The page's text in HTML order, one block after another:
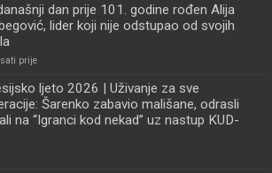
dan prije 101. godine rođen Alija
lider koji nije odstupao od svojih
prije
ljeto 2026 | Uživanje za sve
Šarenko zabavio mališane, odrasli
na “Igranci kod nekad” uz nastup KUD-